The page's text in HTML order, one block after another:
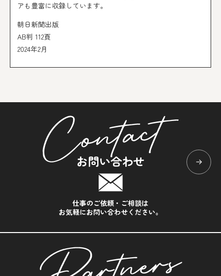
アも豊富に収録しています。
朝日新聞出版
AB判 112頁
2024年2月
お問い合わせ
仕事のご依頼・ご相談は
お気軽にお問い合わせください。